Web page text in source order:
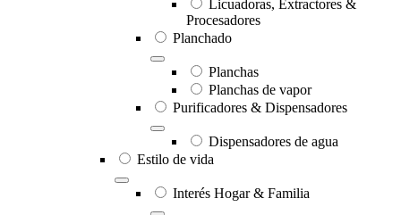
Licuadoras, Extractores &
Procesadores
Planchado
Planchas
Planchas de vapor
Purificadores & Dispensadores
Dispensadores de agua
Estilo de vida
Interés Hogar & Familia